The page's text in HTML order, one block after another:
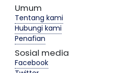
Umum
Tentang kami
Hubungi kami
Penafian
Sosial media
Facebook